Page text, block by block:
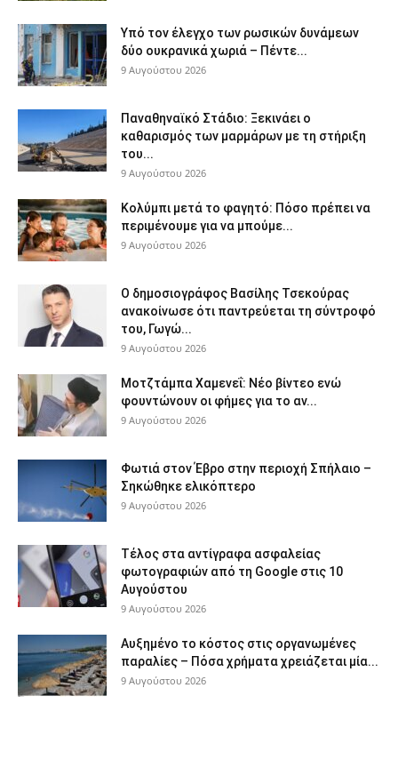
Υπό τον έλεγχο των ρωσικών δυνάμεων
δύο ουκρανικά χωριά – Πέντε...
9 Αυγούστου 2026
Παναθηναϊκό Στάδιο: Ξεκινάει ο
καθαρισμός των μαρμάρων με τη στήριξη
του...
9 Αυγούστου 2026
Κολύμπι μετά το φαγητό: Πόσο πρέπει να
περιμένουμε για να μπούμε...
9 Αυγούστου 2026
Ο δημοσιογράφος Βασίλης Τσεκούρας
ανακοίνωσε ότι παντρεύεται τη σύντροφό
του, Γωγώ...
9 Αυγούστου 2026
Μοτζτάμπα Χαμενεΐ: Νέο βίντεο ενώ
φουντώνουν οι φήμες για το αν...
9 Αυγούστου 2026
Φωτιά στον Έβρο στην περιοχή Σπήλαιο –
Σηκώθηκε ελικόπτερο
9 Αυγούστου 2026
Τέλος στα αντίγραφα ασφαλείας
φωτογραφιών από τη Google στις 10
Αυγούστου
9 Αυγούστου 2026
Αυξημένο το κόστος στις οργανωμένες
παραλίες – Πόσα χρήματα χρειάζεται μία...
9 Αυγούστου 2026